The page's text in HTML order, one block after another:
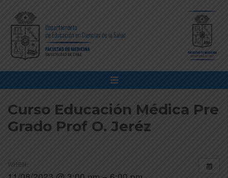
Curso Educación Médica Pre
Grado Prof O. Jeréz
WHEN: